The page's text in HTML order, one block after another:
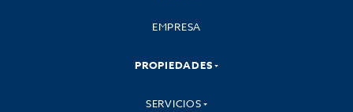
EMPRESA
PROPIEDADES
SERVICIOS